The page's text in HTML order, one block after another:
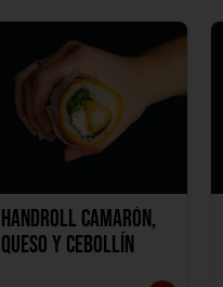
Handroll Camarón,
Queso y Cebollín